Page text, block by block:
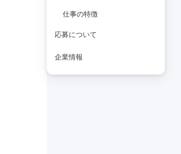
仕事の特徴
応募について
企業情報